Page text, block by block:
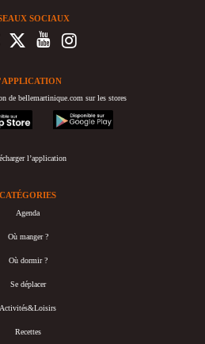
SOCIAUX
de bellemartinique.com sur les stores
googleplay
l’application
CATÉGORIES
Agenda
Où manger ?
Où dormir ?
Se déplacer
Activités&Loisirs
Recettes